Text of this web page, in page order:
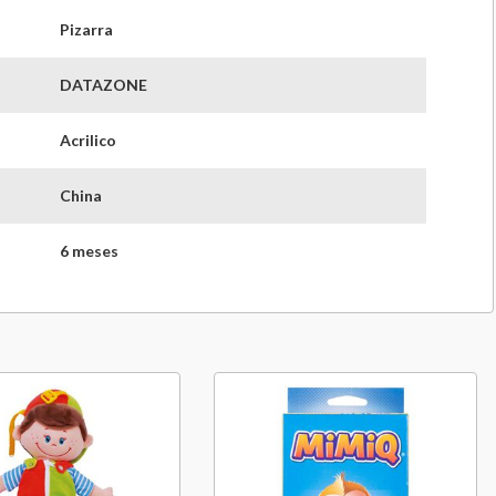
Pizarra
DATAZONE
Acrilico
China
6 meses